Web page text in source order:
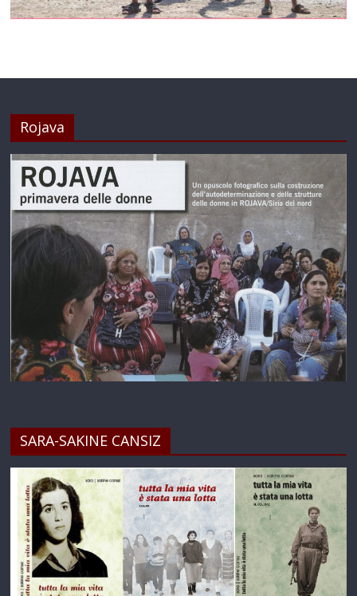
Rojava
SARA-SAKINE CANSIZ